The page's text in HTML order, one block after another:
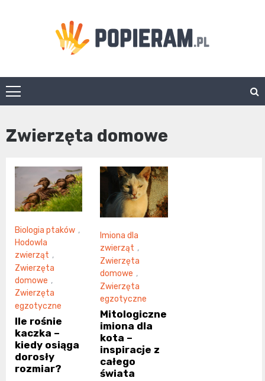
Popieram.pl
Zwierzęta domowe
Biologia ptaków ,
Hodowla
zwierząt ,
Zwierzęta
domowe ,
Zwierzęta
egzotyczne
Ile rośnie
kaczka –
kiedy osiąga
dorosły
rozmiar?
Imiona dla
zwierząt ,
Zwierzęta
domowe ,
Zwierzęta
egzotyczne
Mitologiczne
imiona dla
kota –
inspiracje z
całego
świata